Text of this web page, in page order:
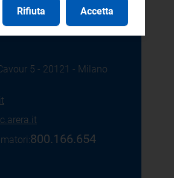
5 - 20121 - Milano
800.166.654
Rifiuta Accetta